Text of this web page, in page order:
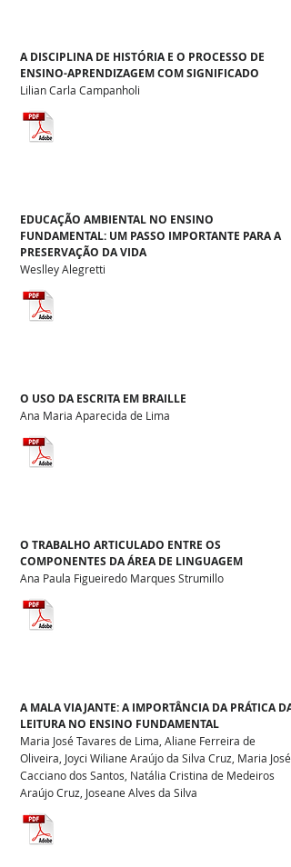
Lilian Carla Campanholi
A DISCIPLINA DE HISTÓRIA E O PROCESSO DE
ENSINO-APRENDIZAGEM COM SIGNIFICADO
Weslley Alegretti
EDUCAÇÃO AMBIENTAL NO ENSINO
FUNDAMENTAL: UM PASSO IMPORTANTE PARA A
PRESERVAÇÃO DA VIDA
Ana Maria Aparecida de Lima
O USO DA ESCRITA EM BRAILLE
Ana Paula Figueiredo Marques Strumillo
O TRABALHO ARTICULADO ENTRE OS
COMPONENTES DA ÁREA DE LINGUAGEM
Maria José Tavares de Lima, Aliane Ferreira de
Oliveira, Joyci Wiliane Araújo da Silva Cruz, Maria José
Cacciano dos Santos, Natália Cristina de Medeiros
Araújo Cruz, Joseane Alves da Silva
A MALA VIAJANTE: A IMPORTÂNCIA DA PRÁTICA DA
LEITURA NO ENSINO FUNDAMENTAL